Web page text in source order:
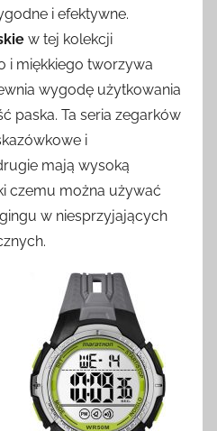
i efektywne.
w tej kolekcji
i miękkiego tworzywa
wygodę użytkowania
paska. Ta seria zegarków
i
mają wysoką
czemu można używać
w niesprzyjających